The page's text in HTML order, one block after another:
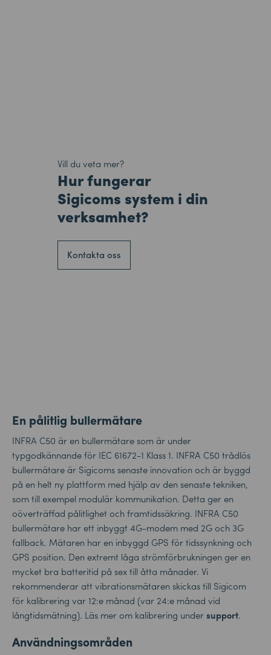
Vill du veta mer?
Hur fungerar
Sigicoms system i din
verksamhet?
Kontakta oss
En pålitlig bullermätare
INFRA C50 är en bullermätare som är under
typgodkännande för IEC 61672-1 Klass 1. INFRA C50 trådlös
bullermätare är Sigicoms senaste innovation och är byggd
på en helt ny plattform med hjälp av den senaste tekniken,
som till exempel modulär kommunikation. Detta ger en
oöverträffad pålitlighet och framtidssäkring. INFRA C50
bullermätare har ett inbyggt 4G-modem med 2G och 3G
fallback. Mätaren har en inbyggd GPS för tidssynkning och
GPS position. Den extremt låga strömförbrukningen ger en
mycket bra batteritid på sex till åtta månader. Vi
rekommenderar att vibrationsmätaren skickas till Sigicom
för kalibrering var 12:e månad (var 24:e månad vid
långtidsmätning). Läs mer om kalibrering undersupport.
Användningsområden